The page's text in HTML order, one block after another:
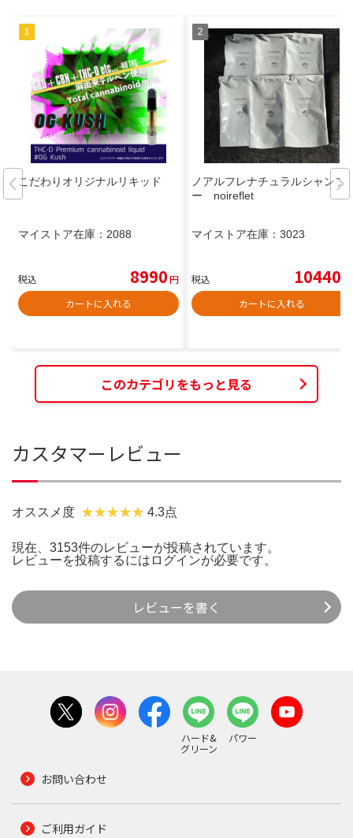
こだわりオリジナルリキッド
マイストア在庫： 2088
税込 8990円
カートに入れる
ノアルフレナチュラルシャンプ
ー noireflet
マイストア在庫： 3023
税込 10440
カートに入れる
このカテゴリをもっと見る
カスタマーレビュー
オススメ度 4.3点
現在、3153件のレビューが投稿されています。
レビューを投稿するには ログインが必要です。
レビューを書く
ハード&
グリーン
パワー
お問い合わせ
ご利用ガイド